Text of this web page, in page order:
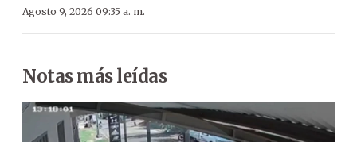
Agosto 9, 2026 09:35 a. m.
Notas más leídas